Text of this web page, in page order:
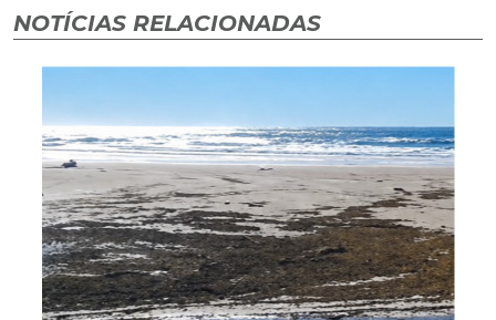
NOTÍCIAS RELACIONADAS